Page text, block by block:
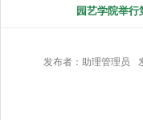
园艺学院举
发布者：助理管理员